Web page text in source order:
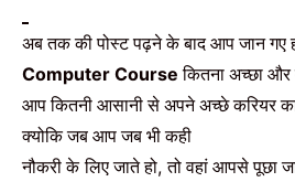
अब तक की पोस्ट पढ़ने के बाद आप जान गए
Computer Courseकितना अच्छा और
आप कितनी आसानी से अपने अच्छे करियर का
क्योकि जब आप जब भी कही
नौकरी के लिए जाते हो,तो वहां आपसे पूछा